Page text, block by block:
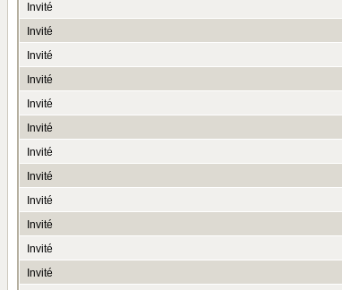
Invité
Invité
Invité
Invité
Invité
Invité
Invité
Invité
Invité
Invité
Invité
Invité